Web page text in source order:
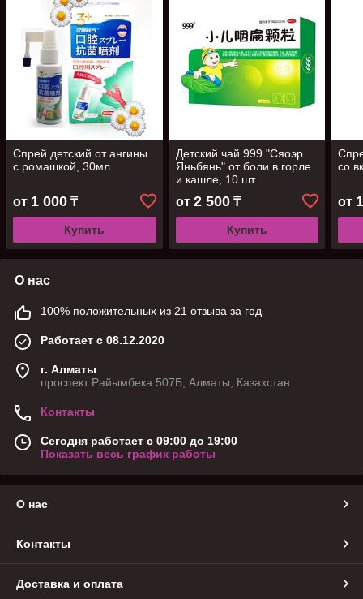
Спрей детский от ангины
с ромашкой, 30мл
от 1 000 ₸
Купить
Детский чай 999 "Сяоэр
Яньбянь" от боли в горле
и кашле, 10 шт
от 2 500₸
Купить
со
от
О нас
100% положительных из 21 отзыва за год
Работает с 08.12.2020
г. Алматы
проспект Райымбека 507Б, Алматы, Казахстан
Контакты
Сегодня работает с 09:00 до 19:00
Показать весь график работы
О нас
Контакты
Доставка и оплата